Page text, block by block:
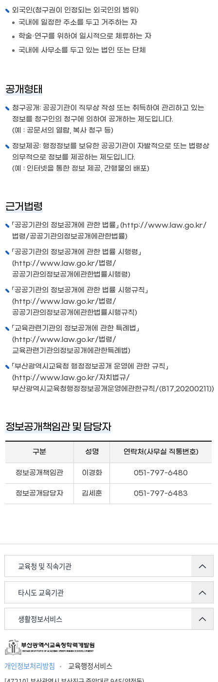
외국인(청구권이 인정되는 외국인의 범위)
국내에 일정한 주소를 두고 거주하는 자
학술·연구를 위하여 일시적으로 체류하는 자
국내에 사무소를 두고 있는 법인 또는 단체
공개형태
청구공개: 공공기관이 직무상 작성 또는 취득하여 관리하고 있는
정보를 청구인의 청구에 의하여 공개하는 제도입니다.
(예 : 공문서의 열람, 복사 청구 등)
정보제공: 행정정보를 보유한 공공기관이 자발적으로 또는 법령상
의무적으로 정보를 제공하는 제도입니다.
(예 : 인터넷을 통한 정보 제공, 간행물의 배포)
근거법령
「공공기관의 정보공개에 관한 법률」 (http://www.law.go.kr/
법령/공공기관의정보공개에관한법률)
「공공기관의 정보공개에 관한 법률 시행령」
(http://www.law.go.kr/법령/
공공기관의정보공개에관한법률시행령)
「공공기관의 정보공개에 관한 법률 시행규칙」
(http://www.law.go.kr/법령/
공공기관의정보공개에관한법률시행규칙)
「교육관련기관의 정보공개에 관한 특례법」
(http://www.law.go.kr/법령/
교육관련기관의정보공개에관한특례법)
「부산광역시교육청 행정정보공개 운영에 관한 규칙」
(http://www.law.go.kr/자치법규/
부산광역시교육청행정정보공개운영에관한규칙/(817,20200211))
정보공개책임관 및 담당자
구분 성명 연락처(사무실 직통번호)
정보공개책임관 이경화 051-797-6480
정보공개담당자 김세훈 051-797-6483
교육청 및 직속기관
타시도 교육기관
생활정보서비스
개인정보처리방침 교육행정서비스